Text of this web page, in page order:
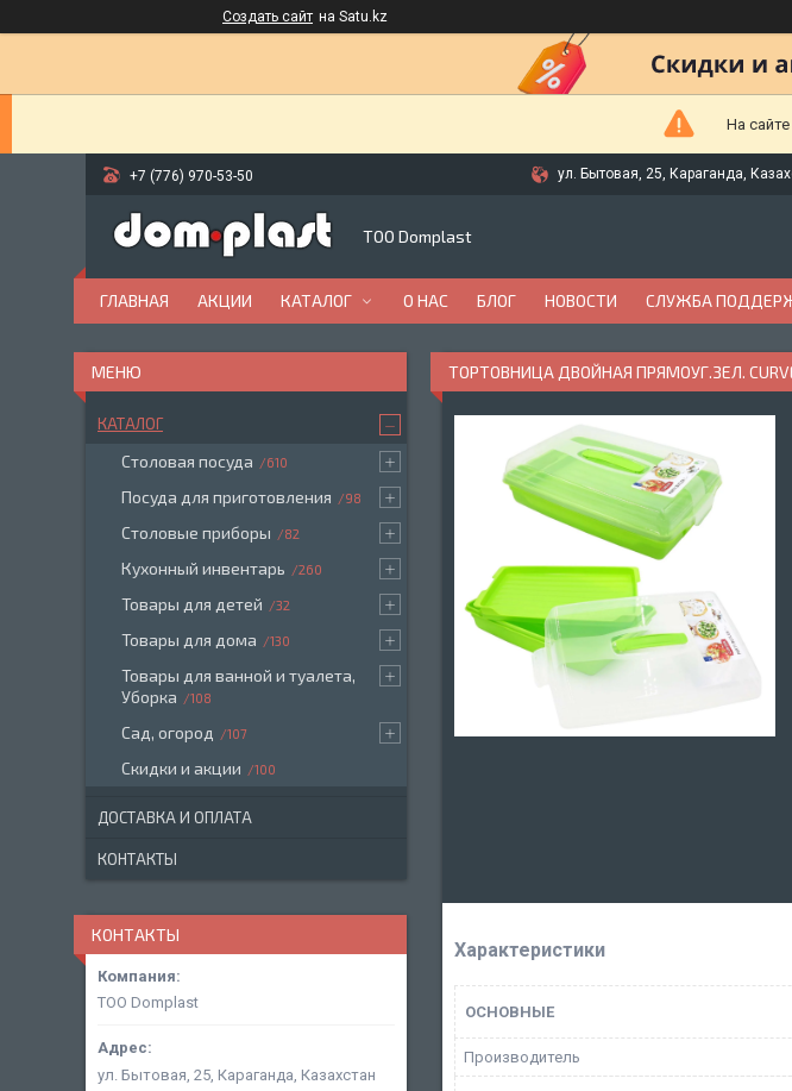
Создать сайт на Satu.kz
На сайте
+7 (776) 970-53-50 ул. Бытовая, 25, Караганда,
ТОО Domplast
ГЛАВНАЯ АКЦИИ КАТАЛОГ О НАС БЛОГ НОВОСТИ СЛУЖБА
ТОРТОВНИЦА ДВОЙНАЯ ПРЯМОУГ.ЗЕЛ.
Характеристики
ОСНОВНЫЕ
Производитель
КАТАЛОГ
Столовая посуда 610
Посуда для приготовления 98
Столовые приборы 82
Кухонный инвентарь 260
Товары для детей 32
Товары для дома 130
Товары для ванной и туалета,
Уборка
108
Сад, огород 107
Скидки и акции 100
ДОСТАВКА И ОПЛАТА
КОНТАКТЫ
КОНТАКТЫ
ТОО Domplast
ул. Бытовая, 25, Караганда, Казахстан